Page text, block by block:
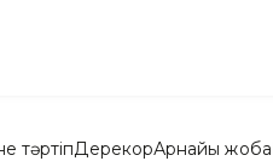
тәртіпДерекқорАрнайы жоба